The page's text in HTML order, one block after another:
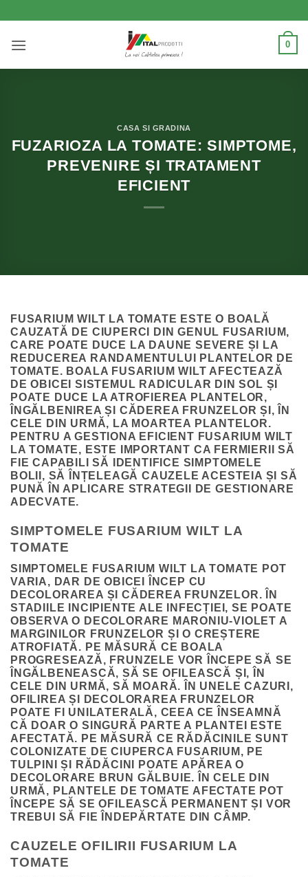
content
0
CASA SI GRADINA
FUZARIOZA LA TOMATE: SIMPTOME,
PREVENIRE ȘI TRATAMENT
EFICIENT
FUSARIUM WILT LA TOMATE ESTE O BOALĂ
CAUZATĂ DE CIUPERCI DIN GENUL FUSARIUM,
CARE POATE DUCE LA DAUNE SEVERE ȘI LA
REDUCEREA RANDAMENTULUI PLANTELOR DE
TOMATE. BOALA FUSARIUM WILT AFECTEAZĂ
DE OBICEI SISTEMUL RADICULAR DIN SOL ȘI
POATE DUCE LA ATROFIEREA PLANTELOR,
ÎNGĂLBENIREA ȘI CĂDEREA FRUNZELOR ȘI, ÎN
CELE DIN URMĂ, LA MOARTEA PLANTELOR.
PENTRU A GESTIONA EFICIENT FUSARIUM WILT
LA TOMATE, ESTE IMPORTANT CA FERMIERII SĂ
FIE CAPABILI SĂ IDENTIFICE SIMPTOMELE
BOLII, SĂ ÎNȚELEAGĂ CAUZELE ACESTEIA ȘI SĂ
PUNĂ ÎN APLICARE STRATEGII DE GESTIONARE
ADECVATE.
SIMPTOMELE FUSARIUM WILT LA
TOMATE
SIMPTOMELE FUSARIUM WILT LA TOMATE POT
VARIA, DAR DE OBICEI ÎNCEP CU
DECOLORAREA ȘI CĂDEREA FRUNZELOR. ÎN
STADIILE INCIPIENTE ALE INFECȚIEI, SE POATE
OBSERVA O DECOLORARE MARONIU-VIOLET A
MARGINILOR FRUNZELOR ȘI O CREȘTERE
ATROFIATĂ. PE MĂSURĂ CE BOALA
PROGRESEAZĂ, FRUNZELE VOR ÎNCEPE SĂ SE
ÎNGĂLBENEASCĂ, SĂ SE OFILEASCĂ ȘI, ÎN
CELE DIN URMĂ, SĂ MOARĂ. ÎN UNELE CAZURI,
OFILIREA ȘI DECOLORAREA FRUNZELOR
POATE FI UNILATERALĂ, CEEA CE ÎNSEAMNĂ
CĂ DOAR O SINGURĂ PARTE A PLANTEI ESTE
AFECTATĂ. PE MĂSURĂ CE RĂDĂCINILE SUNT
COLONIZATE DE CIUPERCA FUSARIUM, PE
TULPINI ȘI RĂDĂCINI POATE APĂREA O
DECOLORARE BRUN GĂLBUIE. ÎN CELE DIN
URMĂ, PLANTELE DE TOMATE AFECTATE POT
ÎNCEPE SĂ SE OFILEASCĂ PERMANENT ȘI VOR
TREBUI SĂ FIE ÎNDEPĂRTATE DIN CÂMP.
CAUZELE OFILIRII FUSARIUM LA
TOMATE